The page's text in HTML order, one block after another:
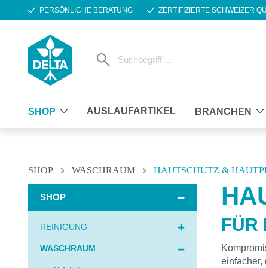
Hauptinhalt springen
Zur Suche springen
Zur Hauptnavigation springen
PERSÖNLICHE BERATUNG ZERTIFIZIERTE SCHWEIZER
SHOP AUSLAUFARTIKEL BRANCHEN
SHOP WASCHRAUM HAUTSCHUTZ &
SHOP
REINIGUNG
WASCHRAUM
FÜR
einfacher,